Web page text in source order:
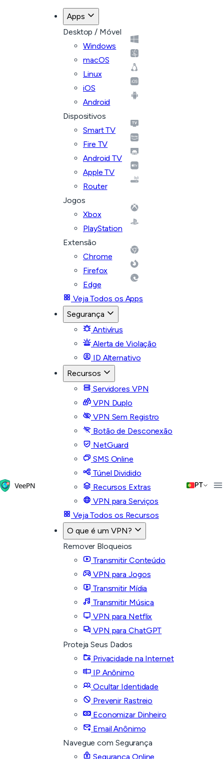
Apps
Desktop / Móvel
Windows
macOS
Linux
iOS
Android
Dispositivos
Smart TV
Fire TV
Android TV
Apple TV
Router
Jogos
Xbox
PlayStation
Extensão
Chrome
Firefox
Edge
Veja Todos os Apps
Segurança
Antivírus
Alerta de Violação
ID Alternativo
Recursos
Servidores VPN
VPN Duplo
VPN Sem Registro
Botão de Desconexão
NetGuard
SMS Online
Túnel Dividido
Recursos Extras
VPN para Serviços
Veja Todos os Recursos
O que é um VPN?
Remover Bloqueios
Transmitir Conteúdo
VPN para Jogos
Transmitir Mídia
Transmitir Música
VPN para Netflix
VPN para ChatGPT
Proteja Seus Dados
Privacidade na Internet
IP Anônimo
Ocultar Identidade
Prevenir Rastreio
Economizar Dinheiro
Email Anônimo
Navegue com Segurança
Segurança Online
PT
Voltar para os planos